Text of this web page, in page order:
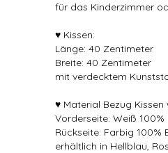
für das Kinderzimmer
♥ Kissen:
Länge: 40 Zentimeter
Breite: 40 Zentimeter
mit verdecktem
♥ Material Bezug Kissen
Vorderseite: Weiß
Rückseite: Farbig 100%
erhältlich in Hellblau,